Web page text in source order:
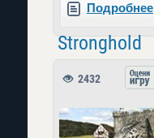
Подробнее
Stronghold
2432